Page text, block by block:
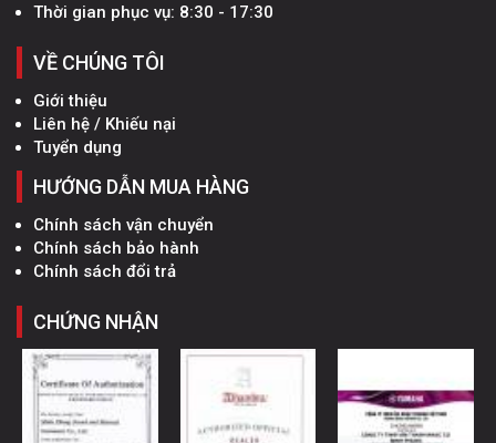
Thời gian phục vụ: 8:30 - 17:30
VỀ CHÚNG TÔI
Giới thiệu
Liên hệ / Khiếu nại
Tuyển dụng
HƯỚNG DẪN MUA HÀNG
Chính sách vận chuyển
Chính sách bảo hành
Chính sách đổi trả
CHỨNG NHẬN